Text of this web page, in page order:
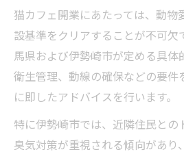
猫カフェ開業にあたっては、動物
設基準をクリアすることが不可欠
馬県および伊勢崎市が定める具体
衛生管理、動線の確保などの要件
に即したアドバイスを行います。
特に伊勢崎市では、近隣住民との
臭気対策が重視される傾向があり